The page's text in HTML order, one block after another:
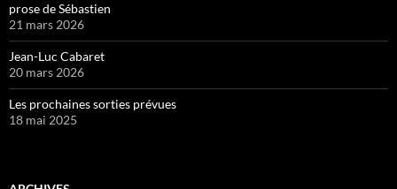
prose de Sébastien
21 mars 2026
Jean-Luc Cabaret
20 mars 2026
Les prochaines sorties prévues
18 mai 2025